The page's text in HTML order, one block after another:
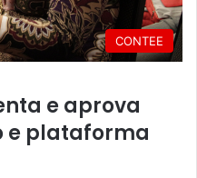
CONTEE
e aprova
e plataforma